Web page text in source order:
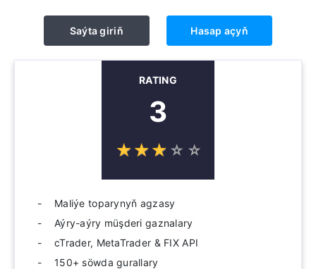
Saýta giriň Hasap açyň
RATING
3
☆☆☆ ☆ ☆
★★★ ★ ★
Maliýe toparynyň agzasy
Aýry-aýry müşderi gaznalary
cTrader, MetaTrader & FIX API
150+ söwda gurallary